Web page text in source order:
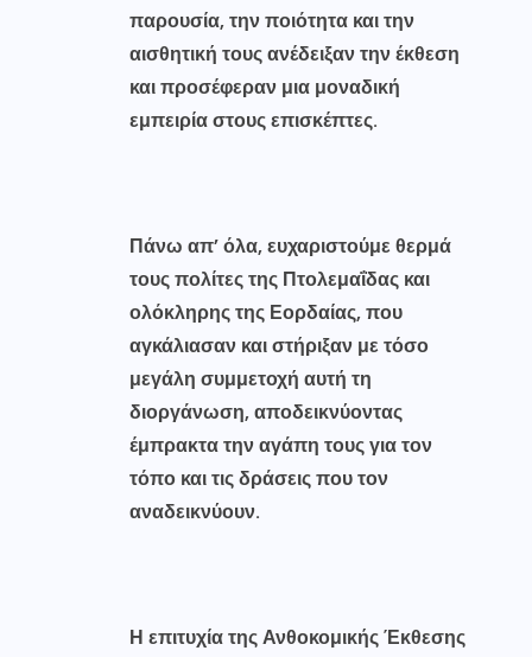
παρουσία, την ποιότητα και την
αισθητική τους ανέδειξαν την έκθεση
και προσέφεραν μια μοναδική
εμπειρία στους επισκέπτες.
Πάνω απ’ όλα, ευχαριστούμε θερμά
τους πολίτες της Πτολεμαΐδας και
ολόκληρης της Εορδαίας, που
αγκάλιασαν και στήριξαν με τόσο
μεγάλη συμμετοχή αυτή τη
διοργάνωση, αποδεικνύοντας
έμπρακτα την αγάπη τους για τον
τόπο και τις δράσεις που τον
αναδεικνύουν.
Η επιτυχία της Ανθοκομικής Έκθεσης